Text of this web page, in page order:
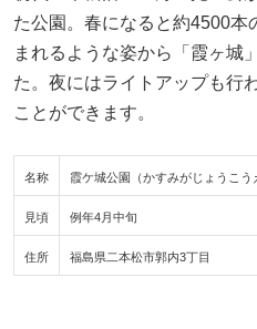
た公園。春になると約4500本
まれるような姿から「霞ヶ城
た。夜にはライトアップも行
ことができます。
名称 霞ケ城公園（かすみがじょうこう
見頃 例年4月中旬
住所 福島県二本松市郭内3丁目